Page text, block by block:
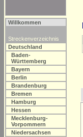
Willkommen
Streckenverzeichnis
Deutschland
Baden-
Württemberg
Bayern
Berlin
Brandenburg
Bremen
Hamburg
Hessen
Mecklenburg-
Vorpommern
Niedersachsen